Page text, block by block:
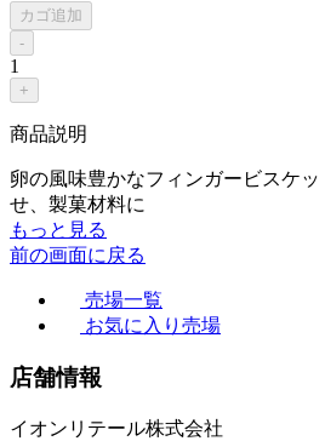
カゴ追加
-
1
+
商品説明
卵の風味豊かなフィンガービスケ
せ、製菓材料に
もっと見る
前の画面に戻る
売場一覧
お気に入り売場
店舗情報
イオンリテール株式会社